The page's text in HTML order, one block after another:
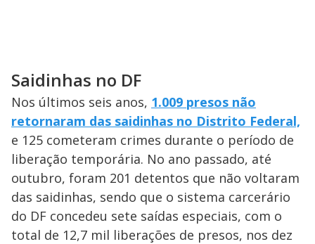
Saidinhas no DF
Nos últimos seis anos, 1.009 presos não
retornaram das saidinhas no Distrito Federal,
e 125 cometeram crimes durante o período de
liberação temporária. No ano passado, até
outubro, foram 201 detentos que não voltaram
das saidinhas, sendo que o sistema carcerário
do DF concedeu sete saídas especiais, com o
total de 12,7 mil liberações de presos, nos dez